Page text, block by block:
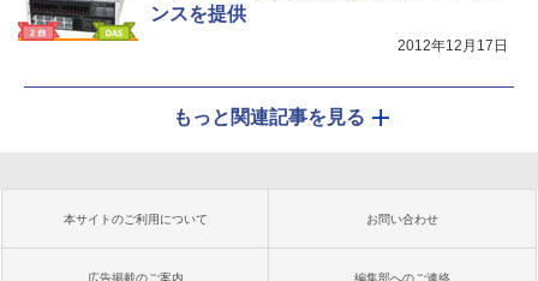
ンスを提供
2012年12月17日
もっと関連記事を見る
本サイトのご利用について お問い合わせ
広告掲載のご案内 編集部へのご連絡